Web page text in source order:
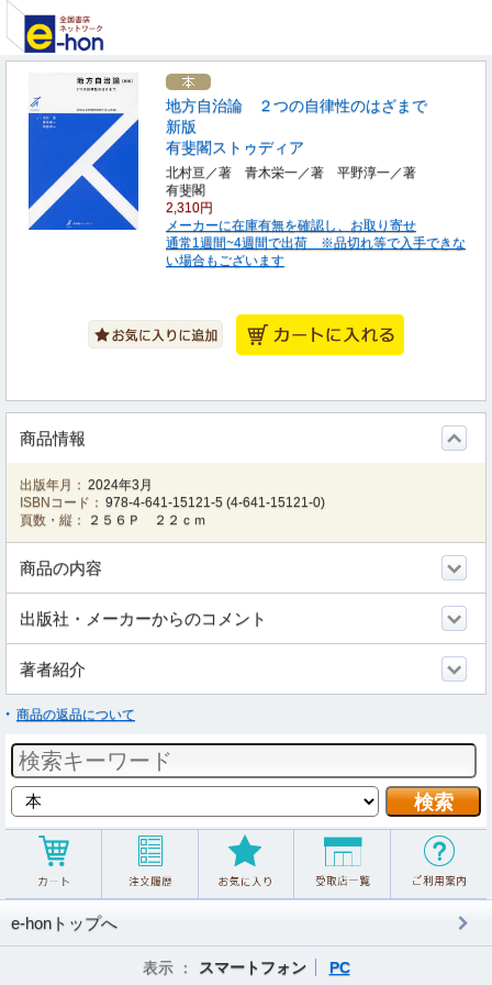
地方自治論 ２つの自律性のはざまで
新版
有斐閣ストゥディア
北村亘／著 青木栄一／著 平野淳一／著
有斐閣
2,310円
メーカーに在庫有無を確認し、お取り寄せ
通常1週間~4週間で出荷 ※品切れ等で入手できな
い場合もございます
商品情報
出版年月： 2024年3月
ISBNコード： 978-4-641-15121-5 (4-641-15121-0)
頁数・縦：
２５６Ｐ ２２ｃｍ
商品の内容
出版社・メーカーからのコメント
著者紹介
商品の返品について
e-honトップへ
表示 ： スマートフォン PC